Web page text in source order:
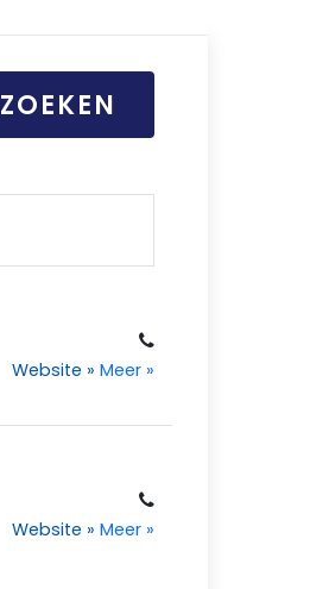
ZOEKEN
Website » Meer »
Website » Meer »